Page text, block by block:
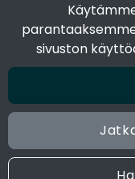
sivuston
Seuraa
Facebook
© 2024 Joen